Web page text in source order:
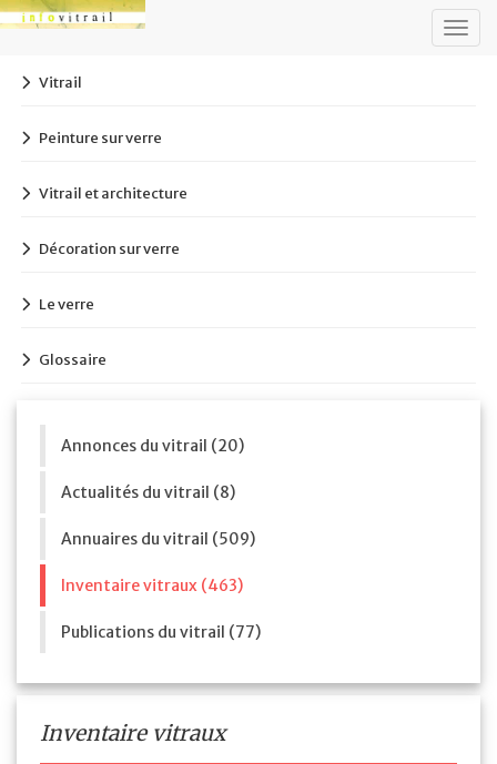
Vitrail
Peinture sur verre
Vitrail et architecture
Décoration sur verre
Le verre
Glossaire
Annonces du vitrail (20)
Actualités du vitrail (8)
Annuaires du vitrail (509)
Inventaire vitraux (463)
Publications du vitrail (77)
Inventaire vitraux